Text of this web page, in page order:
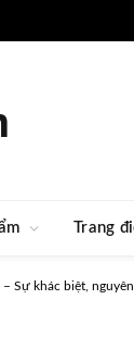
Trang
Sự khác biệt,